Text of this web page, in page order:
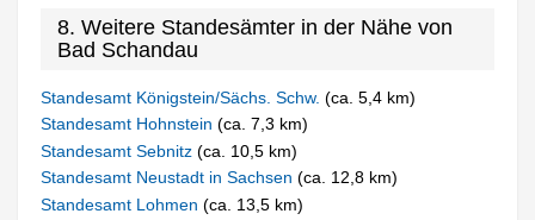
8. Weitere Standesämter in der Nähe von
Bad Schandau
Standesamt Königstein/Sächs. Schw.(ca. 5,4 km)
Standesamt Hohnstein(ca. 7,3 km)
Standesamt Sebnitz(ca. 10,5 km)
Standesamt Neustadt in Sachsen(ca. 12,8 km)
Standesamt Lohmen(ca. 13,5 km)